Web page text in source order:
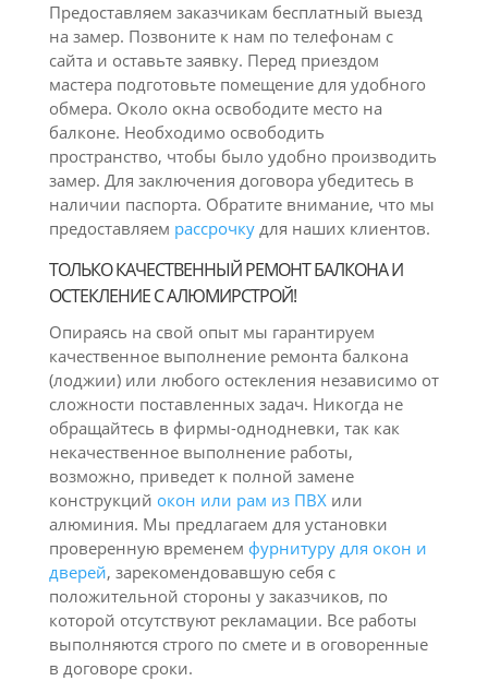
Предоставляем заказчикам бесплатный выезд
на замер. Позвоните к нам по телефонам с
сайта и оставьте заявку. Перед приездом
мастера подготовьте помещение для удобного
обмера. Около окна освободите место на
балконе. Необходимо освободить
пространство, чтобы было удобно производить
замер. Для заключения договора убедитесь в
наличии паспорта. Обратите внимание, что мы
предоставляем рассрочкудля наших клиентов.
ТОЛЬКО КАЧЕСТВЕННЫЙ РЕМОНТ БАЛКОНА И
ОСТЕКЛЕНИЕ С АЛЮМИРСТРОЙ!
Опираясь на свой опыт мы гарантируем
качественное выполнение ремонта балкона
(лоджии) или любого остекления независимо от
сложности поставленных задач. Никогда не
обращайтесь в фирмы-однодневки, так как
некачественное выполнение работы,
возможно, приведет к полной замене
конструкций окон или рам из ПВХили
алюминия. Мы предлагаем для установки
проверенную временем фурнитуру для окон и
дверей, зарекомендовавшую себя с
положительной стороны у заказчиков, по
которой отсутствуют рекламации. Все работы
выполняются строго по смете и в оговоренные
в договоре сроки.